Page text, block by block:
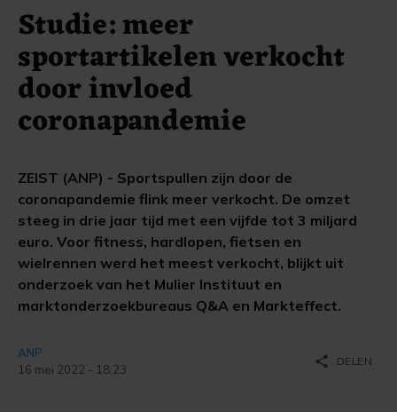
Studie: meer
sportartikelen verkocht
door invloed
coronapandemie
ZEIST (ANP) - Sportspullen zijn door de
coronapandemie flink meer verkocht. De omzet
steeg in drie jaar tijd met een vijfde tot 3 miljard
euro. Voor fitness, hardlopen, fietsen en
wielrennen werd het meest verkocht, blijkt uit
onderzoek van het Mulier Instituut en
marktonderzoekbureaus Q&A en Markteffect.
ANP
16 mei 2022 - 18:23
share DELEN